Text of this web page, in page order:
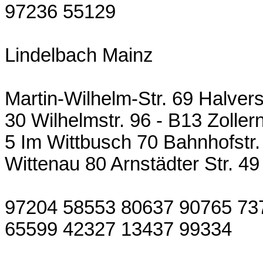
97236 55129
Lindelbach Mainz
Martin-Wilhelm-Str. 69
30 Wilhelmstr. 96 - B13
5 Im Wittbusch 70
Wittenau 80 Arnstädter Str. 49
97204 58553 80637 90765
65599 42327 13437 99334